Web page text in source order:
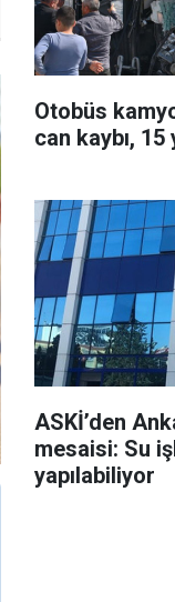
Otobüs
can kaybı, 15
ASKİ’den
mesaisi: Su
yapılabiliyor